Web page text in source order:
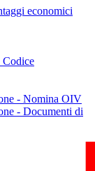
economici
Codice
- Nomina OIV
- Documenti di